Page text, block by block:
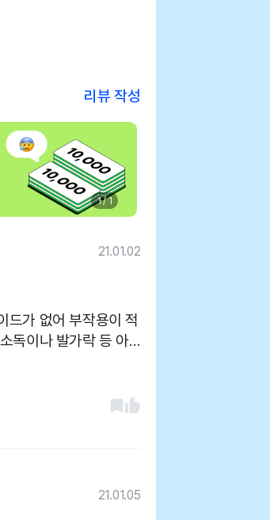
리뷰 작성
1 / 1
21.01.02
드가 없어 부작용이 적
독이나 발가락 등 아
꼼하셔서 좋습니다
그런것 같습니다
21.01.05